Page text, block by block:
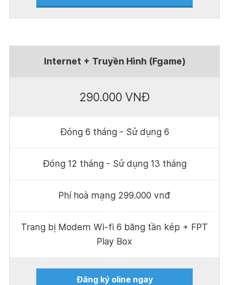
Internet + Truyền Hình (Fgame)
290.000 VNĐ
Đóng 6 tháng - Sử dụng 6
Đóng 12 tháng - Sử dụng 13 tháng
Phí hoà mạng 299.000 vnđ
Trang bị Modem Wi-fi 6 băng tần kép + FPT
Play Box
Đăng ký oline ngay